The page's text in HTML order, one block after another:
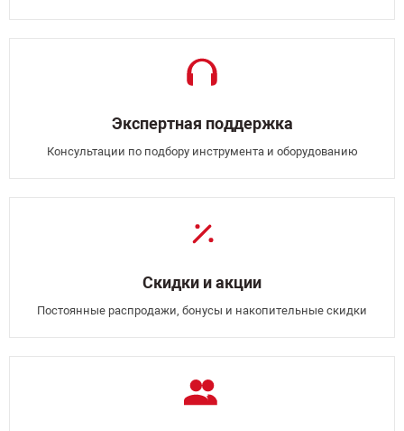
Экспертная поддержка
Консультации по подбору инструмента и оборудованию
Скидки и акции
Постоянные распродажи, бонусы и накопительные скидки